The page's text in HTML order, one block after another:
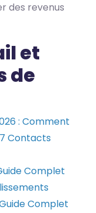
des revenus
et
de
: Comment
Contacts
Complet
Complet